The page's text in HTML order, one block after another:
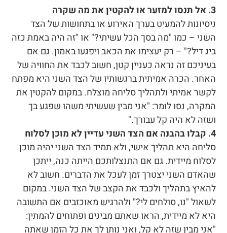
3. אל תנסו למזער או להקטין את מה שקרה
ניסיונות להמעיט בערך האירוע או בתחושות של הצד
השני – כמו "מה בסך הכל עשיתי?" או "זה היה באמת כזה
ביג דיל?" – רק יעצימו את הכאב ויפגעו באמון. גם אם
בעיניכם זה נראה כעניין קטן, חשוב לכבד את החוויה של
האחר. הכרה אמיתית ברגשותיו של הצד השני היא מפתח
לקשר אמיתי ולתהליך סליחה מוצלח. במקום להקטין את
המקרה, נסו לומר: "אני מבין שעשיתי משהו שפגע בך
ושזה לא היה קל עבורך."
4. קבלו בהבנה אם הצד השני עדיין לא מוכן לסלוח
סליחה היא תהליך אישי, ולא תמיד הצד השני יהיה מוכן
לסלוח מיידית. גם אם התנצלותכם הייתה כנה, ייתכן
שהאדם השני יצטרך זמן לעכל את הדברים. חשוב לא
להאיץ בתהליך ולכבד את הקצב של הצד השני. במקום
לשאול "נו, סולחים לי?" ולהרגיש מאוכזבים אם התשובה
היא לא מיידית, הראו שאתם מבינים ופתוחים להמתין:
"אני מבין שזה לא קל, ואני נותן לך את כל הזמן שאתה